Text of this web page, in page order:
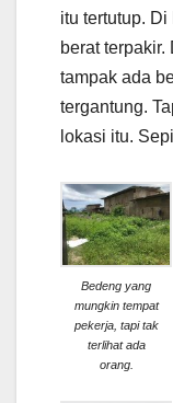
itu tertutup.
berat
tampak ada
tergantung.
lokasi itu.
Bedeng yang
mungkin tempat
pekerja, tapi tak
terlihat ada
orang.